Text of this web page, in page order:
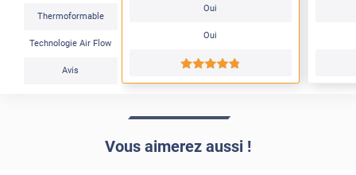
Thermoformable
Technologie Air Flow
Avis
Oui
Oui
*****
Vous aimerez aussi !